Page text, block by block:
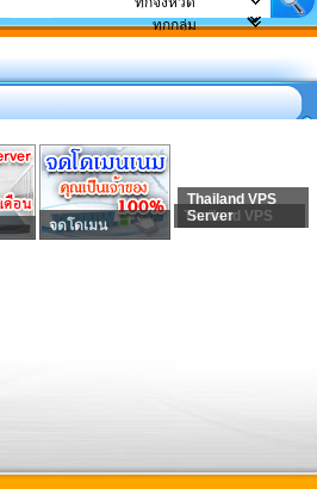
จดโดเมน
Thailand VPS
Thailand VPS
Server